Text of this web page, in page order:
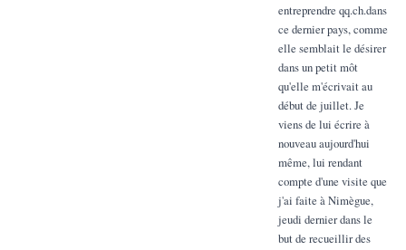
entreprendre qq.ch.dans
ce dernier pays, comme
elle semblait le désirer
dans un petit môt
qu'elle m'écrivait au
début de juillet. Je
viens de lui écrire à
nouveau aujourd'hui
même, lui rendant
compte d'une visite que
j'ai faite à Nimègue,
jeudi dernier dans le
but de recueillir des